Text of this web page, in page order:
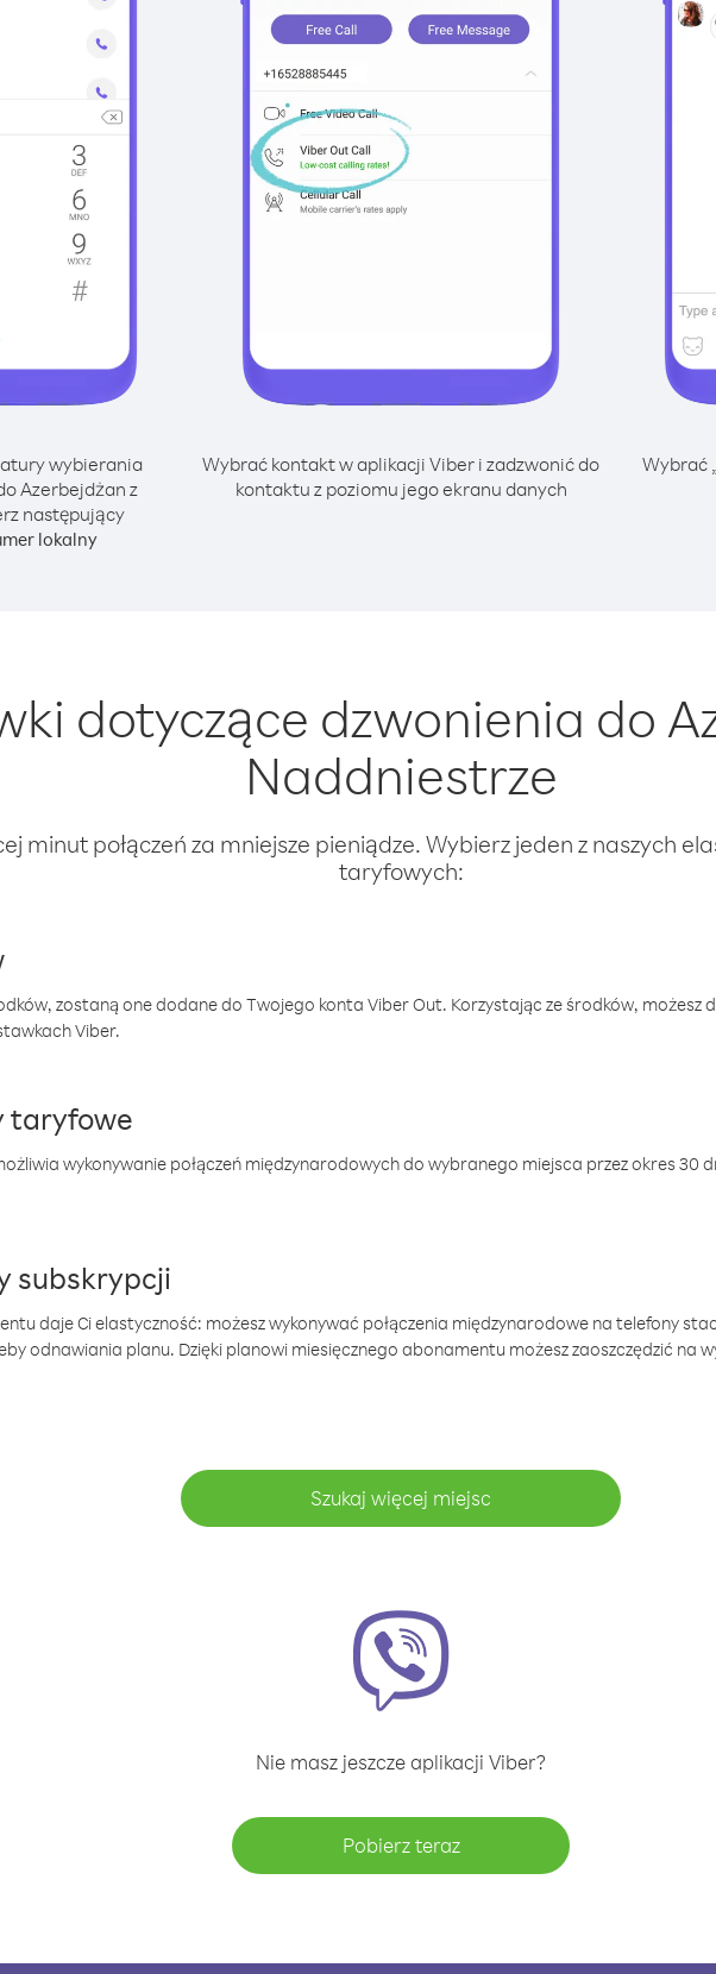
wybierania
Azerbejdżan z
następujący
lokalny
Wybrać kontakt w aplikacji Viber i zadzwonić do
kontaktu z poziomu jego ekranu danych
Wybrać
dotyczące dzwonienia do
Naddniestrze
minut połączeń za mniejsze pieniądze. Wybierz jeden z naszych
taryfowych:
zostaną one dodane do Twojego konta Viber Out. Korzystając ze środków, możesz
Viber.
taryfowe
wykonywanie połączeń międzynarodowych do wybranego miejsca przez okres 30
subskrypcji
daje Ci elastyczność: możesz wykonywać połączenia międzynarodowe na telefony
odnawiania planu. Dzięki planowi miesięcznego abonamentu możesz zaoszczędzić na
Szukaj więcej miejsc
Nie masz jeszcze aplikacji Viber?
Pobierz teraz